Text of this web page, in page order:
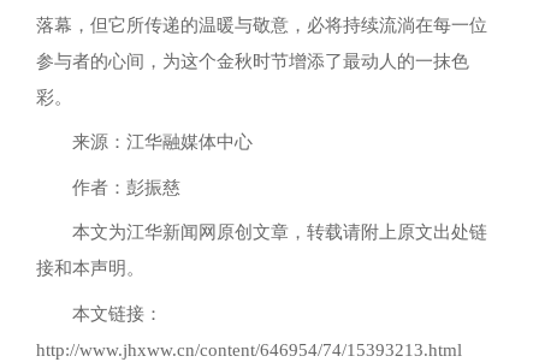
落幕，但它所传递的温暖与敬意，必将持续流淌在每一位
参与者的心间，为这个金秋时节增添了最动人的一抹色
彩。
来源：江华融媒体中心
作者：彭振慈
本文为江华新闻网原创文章，转载请附上原文出处链
接和本声明。
本文链接：
http://www.jhxww.cn/content/646954/74/15393213.html